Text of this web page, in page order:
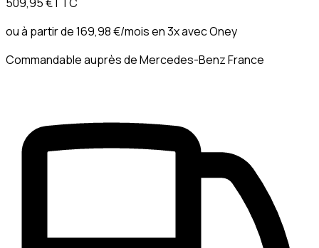
ou à partir de169,98 €/mois en 3x avecOney
Commandable auprès de Mercedes-Benz France